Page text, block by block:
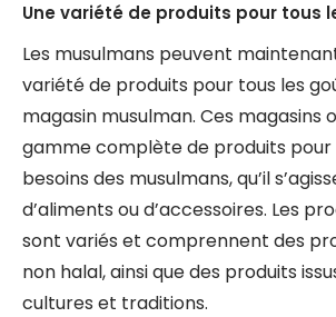
Une variété de produits pour tous
Les musulmans peuvent
variété de produits pour tous les
magasin musulman. Ces magasins
gamme complète de produits
besoins des musulmans, qu’il
d’aliments ou d’accessoires. Les
sont variés et comprennent des
non halal, ainsi que des produits
cultures et traditions.